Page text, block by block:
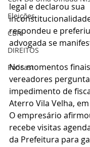
Eleições
CBN
DIREITOS
Podcast
legal e declarou sua
respondeu e
advogada se
Nos momentos
vereadores
impedimento de
Aterro Vila Velha,
O empresário
recebe visitas
da Prefeitura para